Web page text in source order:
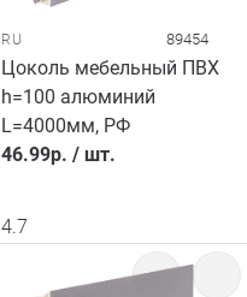
RU 89454
Цоколь мебельный ПВХ
h=100 алюминий
L=4000мм, РФ
46.99р. / шт.
4.7